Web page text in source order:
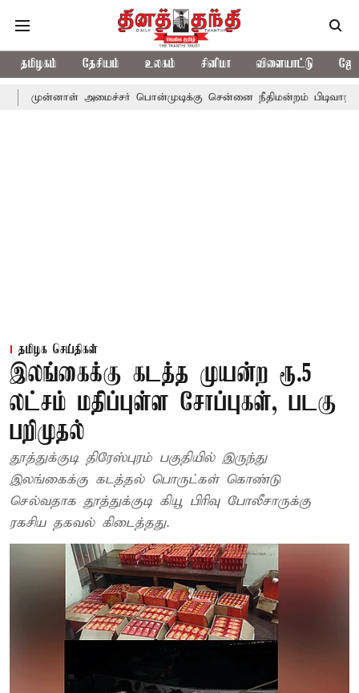
தமிழகம் தேசியம் உலகம் சினிமா விளையாட்டு
அமைச்சர் பொன்முடிக்கு சென்னை நீதிமன்றம் பிடிவாராண்ட்
தமிழக செய்திகள்
இலங்கைக்கு கடத்த முயன்ற ரூ.5
லட்சம் மதிப்புள்ள சோப்புகள், படகு
பறிமுதல்
தூத்துக்குடி திரேஸ்புரம் பகுதியில் இருந்து
இலங்கைக்கு கடத்தல் பொருட்கள் கொண்டு
செல்வதாக தூத்துக்குடி கியூ பிரிவு போலீசாருக்கு
ரகசிய தகவல் கிடைத்தது.